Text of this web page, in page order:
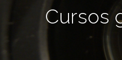
Cursos